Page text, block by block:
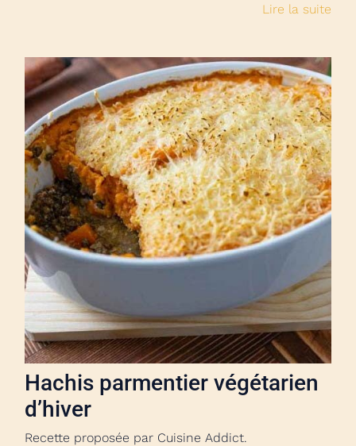
Lire la suite
Hachis parmentier végétarien
d’hiver
Recette proposée par Cuisine Addict.